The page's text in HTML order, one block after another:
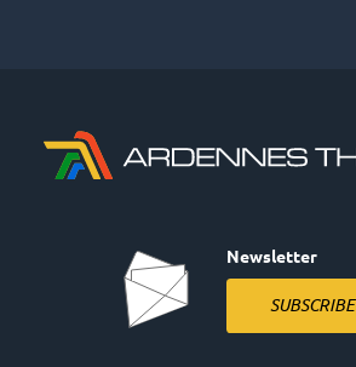
Newsletter
SUBSCRIBE